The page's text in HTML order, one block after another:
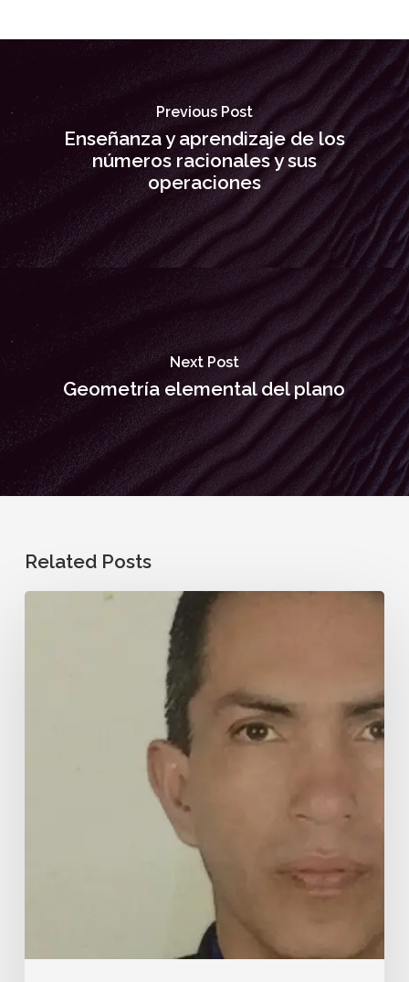
Previous Post
Enseñanza y aprendizaje de los
números racionales y sus
operaciones
Next Post
Geometría elemental del plano
Related Posts